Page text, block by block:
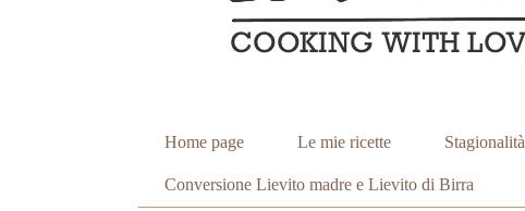
Home page Le mie ricette Stagionalità
Conversione Lievito madre e Lievito di Birra